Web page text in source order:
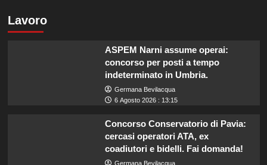
Lavoro
ASPEM Narni assume operai:
concorso per posti a tempo
indeterminato in Umbria.
Germana Bevilacqua
6 Agosto 2026 : 13:15
Concorso Conservatorio di Pavia:
cercasi operatori ATA, ex
coadiutori e bidelli. Fai domanda!
Germana Bevilacqua